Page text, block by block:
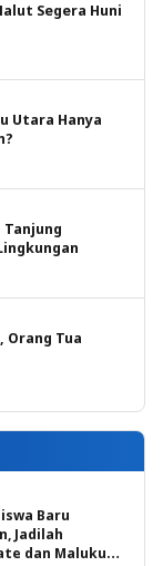
Segera Huni
Utara Hanya
Tanjung
Orang Tua
Baru
Jadilah
dan Maluku